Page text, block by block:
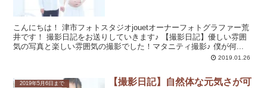
こんにちは！ 津市フォトスタジオjouetオーナーフォトグラファー荒
井です！ 撮影日記をお送りしていきます♪ 【撮影日記】優しい雰囲
気の写真と楽しい雰囲気の撮影でした！マタニティ撮影♪ 僕が何...
2019.01.26
2019年5月6日まで
【撮影日記】自然体な元気さが可